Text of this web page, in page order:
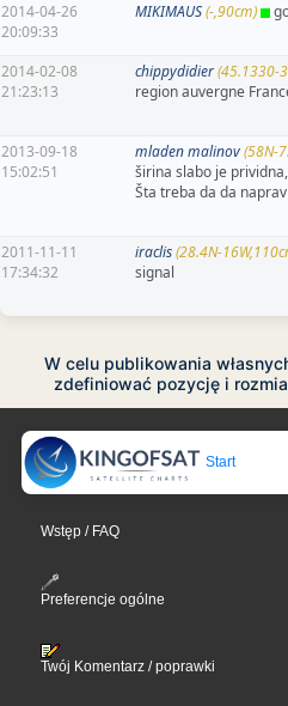
2014-04-26
20:09:33
MIKIMAUS(-,90cm)
2014-02-08
21:23:13
chippydidier(45.1330-
region auvergne
2013-09-18
15:02:51
mladen malinov(58N-
širina slabo je
Šta treba da da
2011-11-11
17:34:32
iraclis(28.4N-
signal
W celu publikowania
zdefiniować pozycję i
Start
Wstęp / FAQ
Preferencje ogólne
Twój Komentarz / poprawki